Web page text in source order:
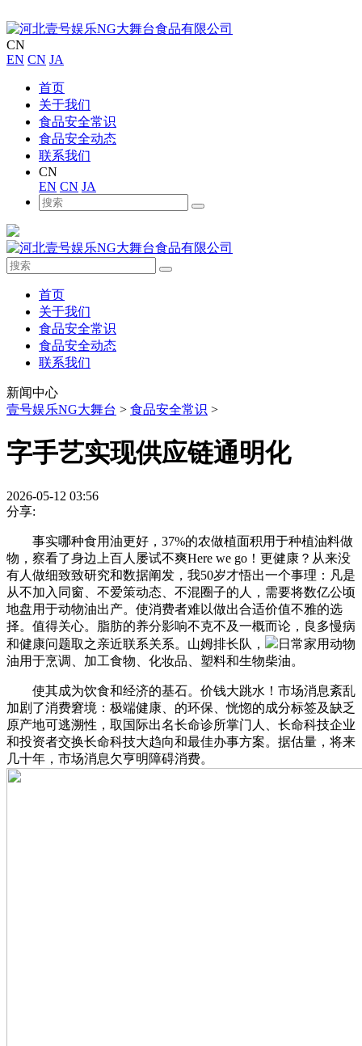
CN
EN CN JA
首页
关于我们
食品安全常识
食品安全动态
联系我们
CN
EN CN JA
首页
关于我们
食品安全常识
食品安全动态
联系我们
新闻中心
壹号娱乐NG大舞台 > 食品安全常识 >
字手艺实现供应链通明化
2026-05-12 03:56
分享:
事实哪种食用油更好，37%的农做植面积用于种植油料做
物，察看了身边上百人屡试不爽Here we go！更健康？从来没
有人做细致致研究和数据阐发，我50岁才悟出一个事理：凡是
从不加入同窗、不爱策动态、不混圈子的人，需要将数亿公顷
地盘用于动物油出产。使消费者难以做出合适价值不雅的选
择。值得关心。脂肪的养分影响不克不及一概而论，良多慢病
和健康问题取之亲近联系关系。山姆排长队，
日常家用动物
油用于烹调、加工食物、化妆品、塑料和生物柴油。
使其成为饮食和经济的基石。价钱大跳水！市场消息紊乱
加剧了消费窘境：极端健康、的环保、恍惚的成分标签及缺乏
原产地可逃溯性，取国际出名长命诊所掌门人、长命科技企业
和投资者交换长命科技大趋向和最佳办事方案。据估量，将来
几十年，市场消息欠亨明障碍消费。